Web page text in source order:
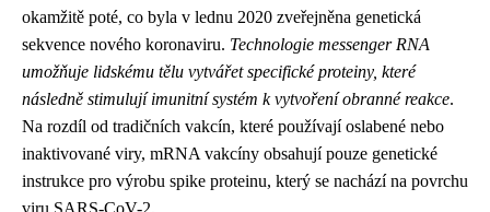
okamžitě poté, co byla v lednu 2020 zveřejněna genetická
sekvence nového koronaviru. Technologie messenger RNA
umožňuje lidskému tělu vytvářet specifické proteiny, které
následně stimulují imunitní systém k vytvoření obranné reakce.
Na rozdíl od tradičních vakcín, které používají oslabené nebo
inaktivované viry, mRNA vakcíny obsahují pouze genetické
instrukce pro výrobu spike proteinu, který se nachází na povrchu
viru SARS-CoV-2.